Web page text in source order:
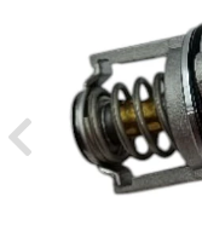
Previous